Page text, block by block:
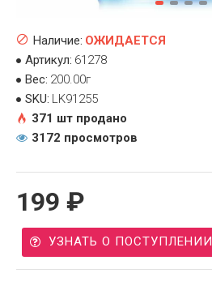
199 ₽
Наличие: ОЖИДАЕТСЯ
Артикул: 61278
Вес: 200.00г
SKU: LK91255
371 шт продано
3172 просмотров
УЗНАТЬ О ПОСТУПЛЕНИИ